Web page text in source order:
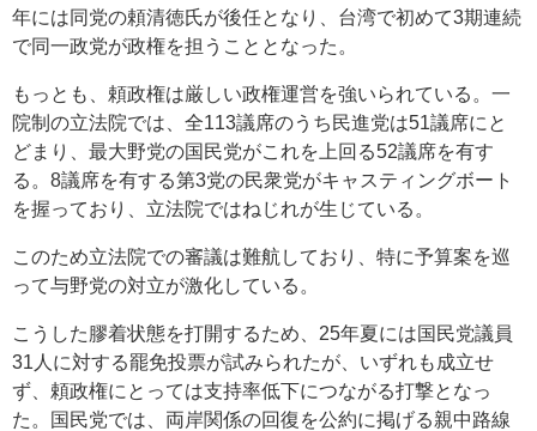
年には同党の頼清徳氏が後任となり、台湾で初めて3期連続
で同一政党が政権を担うこととなった。
もっとも、頼政権は厳しい政権運営を強いられている。一
院制の立法院では、全113議席のうち民進党は51議席にと
どまり、最大野党の国民党がこれを上回る52議席を有す
る。8議席を有する第3党の民衆党がキャスティングボート
を握っており、立法院ではねじれが生じている。
このため立法院での審議は難航しており、特に予算案を巡
って与野党の対立が激化している。
こうした膠着状態を打開するため、25年夏には国民党議員
31人に対する罷免投票が試みられたが、いずれも成立せ
ず、頼政権にとっては支持率低下につながる打撃となっ
た。国民党では、両岸関係の回復を公約に掲げる親中路線